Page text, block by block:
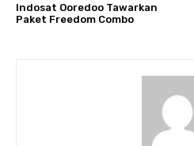
Indosat Ooredoo Tawarkan
Paket Freedom Combo